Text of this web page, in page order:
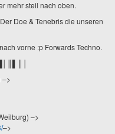
mehr steil nach oben.
Doe & Tenebris die unseren
vorne :p Forwards Techno.
–>
–>
–>